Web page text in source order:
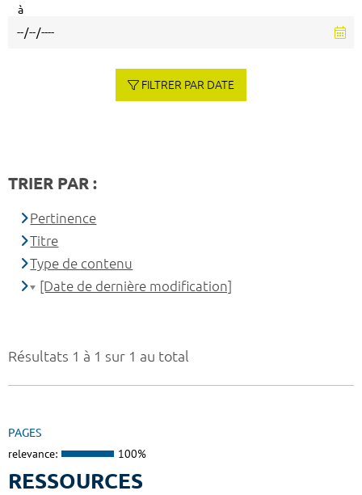
Résultats 1 à 1 sur 1 au total
PAGES
relevance: 100%
RESSOURCES
à
FILTRER PAR DATE
TRIER PAR :
Pertinence
Titre
Type de contenu
[Date de dernière modification]